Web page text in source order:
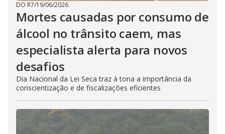
DO R7/19/06/2026
Mortes causadas por consumo de
álcool no trânsito caem, mas
especialista alerta para novos
desafios
Dia Nacional da Lei Seca traz à tona a importância da
conscientização e de fiscalizações eficientes